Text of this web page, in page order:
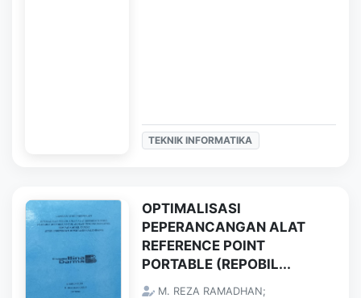
TEKNIK INFORMATIKA
OPTIMALISASI
PEPERANCANGAN ALAT
REFERENCE POINT
PORTABLE (REPOBIL...
M. REZA RAMADHAN;